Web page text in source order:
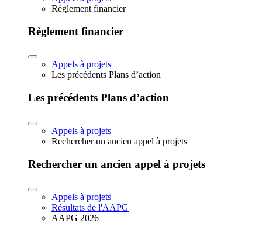
Règlement financier
Règlement financier
Appels à projets
Les précédents Plans d’action
Les précédents Plans d’action
Appels à projets
Rechercher un ancien appel à projets
Rechercher un ancien appel à projets
Appels à projets
Résultats de l'AAPG
AAPG 2026